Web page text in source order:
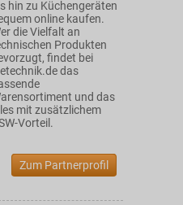
hin zu Küchengeräten
online kaufen.
die Vielfalt an
Produkten
findet bei
das
und das
mit zusätzlichem
Vorteil.
Zum Partnerprofil